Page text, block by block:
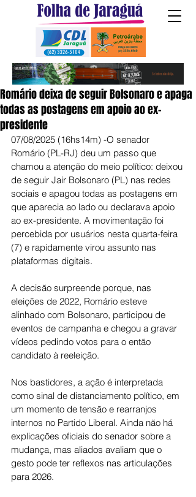
Romário deixa de seguir Bolsonaro e apaga
todas as postagens em apoio ao ex-
presidente
07/08/2025 (16hs14m) -O senador
Romário (PL-RJ) deu um passo que
chamou a atenção do meio político: deixou
de seguir Jair Bolsonaro (PL) nas redes
sociais e apagou todas as postagens em
que aparecia ao lado ou declarava apoio
ao ex-presidente. A movimentação foi
percebida por usuários nesta quarta-feira
(7) e rapidamente virou assunto nas
plataformas digitais.
A decisão surpreende porque, nas
eleições de 2022, Romário esteve
alinhado com Bolsonaro, participou de
eventos de campanha e chegou a gravar
vídeos pedindo votos para o então
candidato à reeleição.
Nos bastidores, a ação é interpretada
como sinal de distanciamento político, em
um momento de tensão e rearranjos
internos no Partido Liberal. Ainda não há
explicações oficiais do senador sobre a
mudança, mas aliados avaliam que o
gesto pode ter reflexos nas articulações
para 2026.